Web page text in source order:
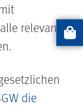
relevanten
die
Artikel